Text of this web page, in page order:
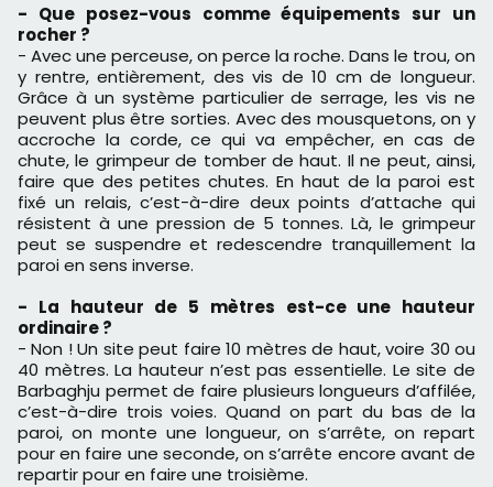
- Que posez-vous comme équipements sur un
rocher ?
- Avec une perceuse, on perce la roche. Dans le trou, on
y rentre, entièrement, des vis de 10 cm de longueur.
Grâce à un système particulier de serrage, les vis ne
peuvent plus être sorties. Avec des mousquetons, on y
accroche la corde, ce qui va empêcher, en cas de
chute, le grimpeur de tomber de haut. Il ne peut, ainsi,
faire que des petites chutes. En haut de la paroi est
fixé un relais, c’est-à-dire deux points d’attache qui
résistent à une pression de 5 tonnes. Là, le grimpeur
peut se suspendre et redescendre tranquillement la
paroi en sens inverse.
- La hauteur de 5 mètres est-ce une hauteur
ordinaire ?
- Non ! Un site peut faire 10 mètres de haut, voire 30 ou
40 mètres. La hauteur n’est pas essentielle. Le site de
Barbaghju permet de faire plusieurs longueurs d’affilée,
c’est-à-dire trois voies. Quand on part du bas de la
paroi, on monte une longueur, on s’arrête, on repart
pour en faire une seconde, on s’arrête encore avant de
repartir pour en faire une troisième.